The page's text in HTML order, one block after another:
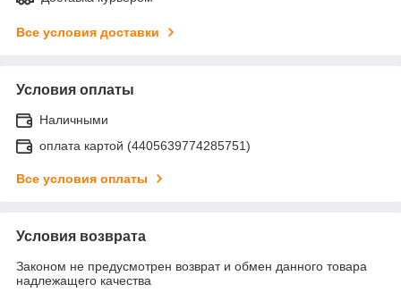
Все условия доставки
Условия оплаты
Наличными
оплата картой (4405639774285751)
Все условия оплаты
Условия возврата
Законом не предусмотрен возврат и обмен данного товара
надлежащего качества